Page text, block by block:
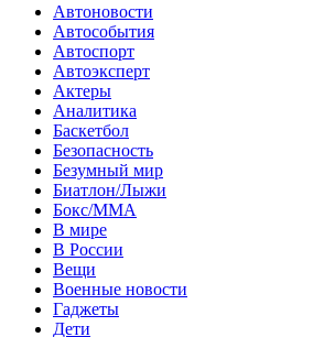
Автоновости
Автособытия
Автоспорт
Автоэксперт
Актеры
Аналитика
Баскетбол
Безопасность
Безумный мир
Биатлон/Лыжи
Бокс/MMA
В мире
В России
Вещи
Военные новости
Гаджеты
Дети